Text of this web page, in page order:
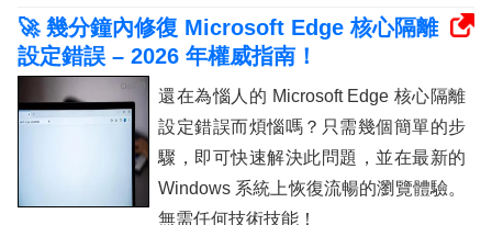
🚀 幾分鐘內修復 Microsoft Edge 核心隔離
設定錯誤 – 2026 年權威指南！
還在為惱人的 Microsoft Edge 核心隔離
設定錯誤而煩惱嗎？只需幾個簡單的步
驟，即可快速解決此問題，並在最新的
Windows 系統上恢復流暢的瀏覽體驗。
無需任何技術技能！